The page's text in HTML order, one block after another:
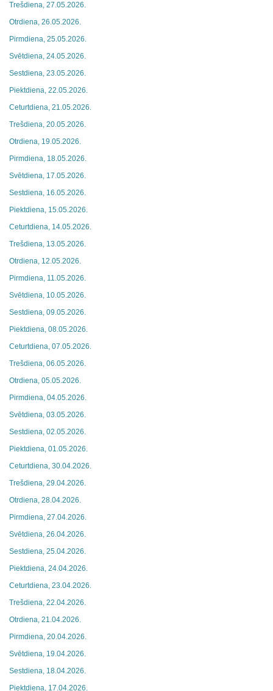
Trešdiena, 27.05.2026.
Otrdiena, 26.05.2026.
Pirmdiena, 25.05.2026.
Svētdiena, 24.05.2026.
Sestdiena, 23.05.2026.
Piektdiena, 22.05.2026.
Ceturtdiena, 21.05.2026.
Trešdiena, 20.05.2026.
Otrdiena, 19.05.2026.
Pirmdiena, 18.05.2026.
Svētdiena, 17.05.2026.
Sestdiena, 16.05.2026.
Piektdiena, 15.05.2026.
Ceturtdiena, 14.05.2026.
Trešdiena, 13.05.2026.
Otrdiena, 12.05.2026.
Pirmdiena, 11.05.2026.
Svētdiena, 10.05.2026.
Sestdiena, 09.05.2026.
Piektdiena, 08.05.2026.
Ceturtdiena, 07.05.2026.
Trešdiena, 06.05.2026.
Otrdiena, 05.05.2026.
Pirmdiena, 04.05.2026.
Svētdiena, 03.05.2026.
Sestdiena, 02.05.2026.
Piektdiena, 01.05.2026.
Ceturtdiena, 30.04.2026.
Trešdiena, 29.04.2026.
Otrdiena, 28.04.2026.
Pirmdiena, 27.04.2026.
Svētdiena, 26.04.2026.
Sestdiena, 25.04.2026.
Piektdiena, 24.04.2026.
Ceturtdiena, 23.04.2026.
Trešdiena, 22.04.2026.
Otrdiena, 21.04.2026.
Pirmdiena, 20.04.2026.
Svētdiena, 19.04.2026.
Sestdiena, 18.04.2026.
Piektdiena, 17.04.2026.